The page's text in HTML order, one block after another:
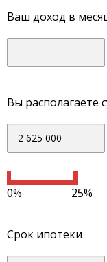
Ваш доход в
Вы располагаете
0% 25%
Срок ипотеки